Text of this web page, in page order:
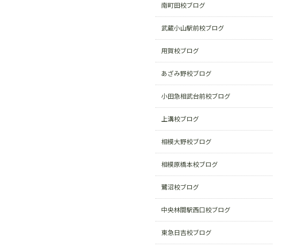
南町田校ブログ
武蔵小山駅前校ブログ
用賀校ブログ
あざみ野校ブログ
小田急相武台前校ブログ
上溝校ブログ
相模大野校ブログ
相模原橋本校ブログ
鷺沼校ブログ
中央林間駅西口校ブログ
東急日吉校ブログ